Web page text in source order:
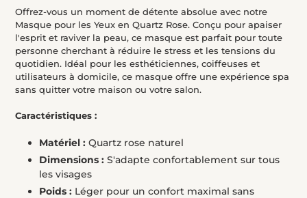
produit
à
votre
panier
Offrez-vous un moment de détente absolue avec notre
Masque pour les Yeux en Quartz Rose. Conçu pour apaiser
l'esprit et raviver la peau, ce masque est parfait pour toute
personne cherchant à réduire le stress et les tensions du
quotidien. Idéal pour les esthéticiennes, coiffeuses et
utilisateurs à domicile, ce masque offre une expérience spa
sans quitter votre maison ou votre salon.
Caractéristiques :
Matériel : Quartz rose naturel
Dimensions : S'adapte confortablement sur tous
les visages
Poids : Léger pour un confort maximal sans